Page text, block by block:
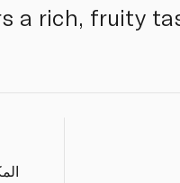
a rich, fruity